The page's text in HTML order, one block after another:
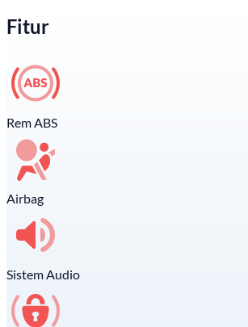
Fitur
Rem ABS
Airbag
Sistem Audio